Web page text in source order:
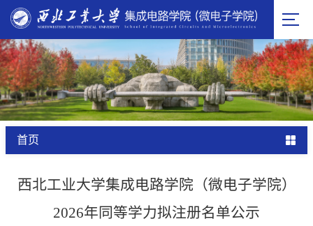
首页
西北工业大学集成电路学院（微电子学院）
2026年同等学力拟注册名单公示